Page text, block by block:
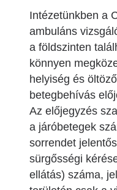
Intézetünkben a
ambuláns
a földszinten
könnyen
helyiség és
betegbehívás
Az előjegyzés
a járóbetegek
sorrendet
sürgősségi
ellátás) száma,